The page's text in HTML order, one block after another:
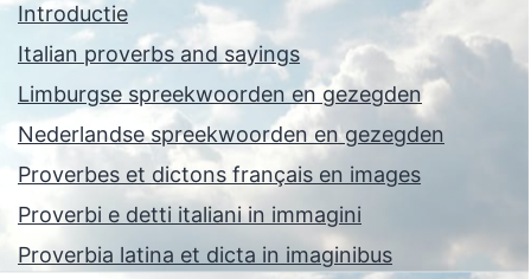
Introductie
Italian proverbs and sayings
Limburgse spreekwoorden en gezegden
Nederlandse spreekwoorden en gezegden
Proverbes et dictons français en images
Proverbi e detti italiani in immagini
Proverbia latina et dicta in imaginibus